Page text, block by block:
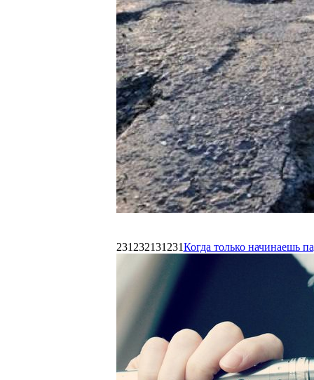
231232131231Когда только начинаешь